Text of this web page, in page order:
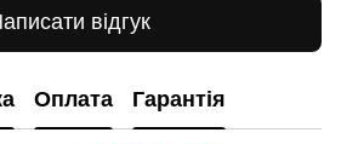
відгук
Оплата Гарантія